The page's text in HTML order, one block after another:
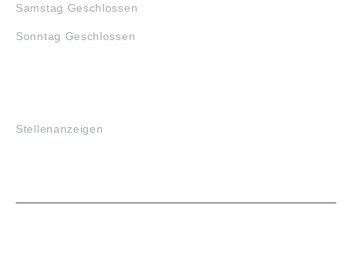
Samstag Geschlossen
Sonntag Geschlossen
Stellenanzeigen